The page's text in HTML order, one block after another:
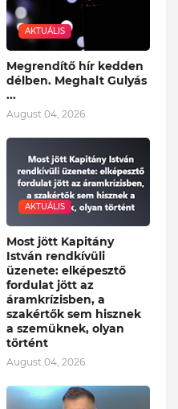
AKTUÁLIS
Megrendítő hír kedden
délben. Meghalt Gulyás
...
August 04, 2026
AKTUÁLIS
Most jött Kapitány
István rendkívüli
üzenete: elképesztő
fordulat jött az
áramkrízisben, a
szakértők sem hisznek
a szemüknek, olyan
történt
August 04, 2026